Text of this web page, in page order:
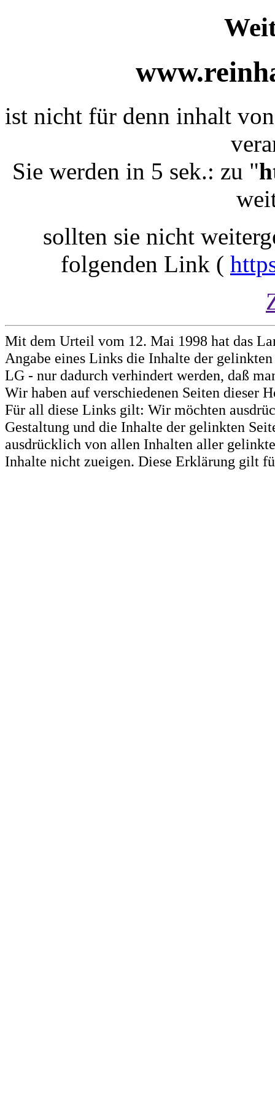
ist nicht für denn inhalt
Sie werden in 5 sek.: zu "
sollten sie nicht
folgenden Link (
Mit dem Urteil vom 12. Mai 1998 hat das
Angabe eines Links die Inhalte der
LG - nur dadurch verhindert werden, daß
Wir haben auf verschiedenen Seiten dieser
Für all diese Links gilt: Wir möchten
Gestaltung und die Inhalte der gelinkten
ausdrücklich von allen Inhalten aller
Inhalte nicht zueigen. Diese Erklärung gilt